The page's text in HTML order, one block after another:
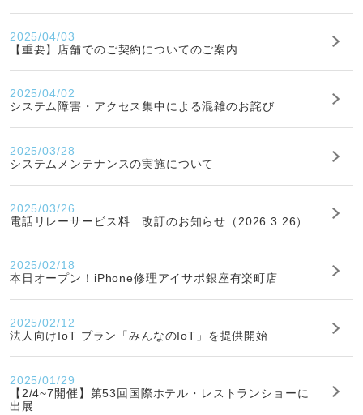
2025/04/03
【重要】店舗でのご契約についてのご案内
2025/04/02
システム障害・アクセス集中による混雑のお詫び
2025/03/28
システムメンテナンスの実施について
2025/03/26
電話リレーサービス料 改訂のお知らせ（2026.3.26）
2025/02/18
本日オープン！iPhone修理アイサポ銀座有楽町店
2025/02/12
法人向けIoT プラン「みんなのIoT」を提供開始
2025/01/29
【2/4~7開催】第53回国際ホテル・レストランショーに
出展